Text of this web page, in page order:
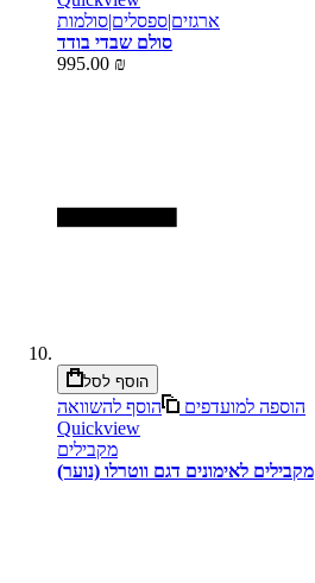
ארגזים|ספסלים|סולמות
סולם שבדי בודד
995.00 ₪
הוסף לסל
הוספה למועדפים
הוסף להשוואה
Quickview
מקבילים
מקבילים לאימונים דגם ווטרלו (נוער)